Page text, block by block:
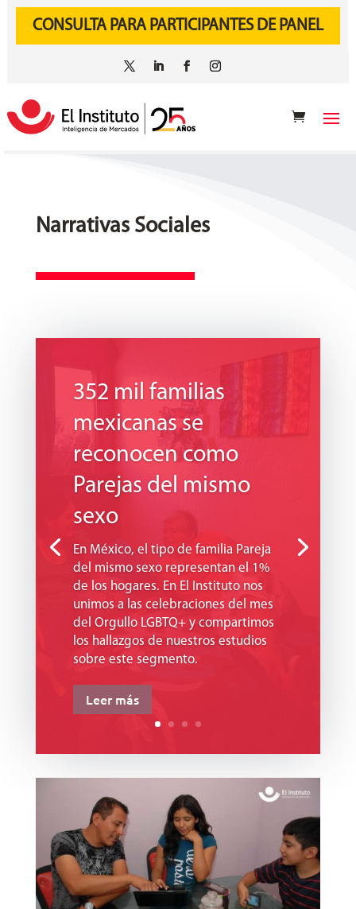
CONSULTA PARA PARTICIPANTES DE PANEL
Narrativas Sociales
352 mil familias
mexicanas se
reconocen como
Parejas del mismo
sexo
En México, el tipo de familia Pareja
del mismo sexo representan el 1%
de los hogares. En El Instituto nos
unimos a las celebraciones del mes
del Orgullo LGBTQ+ y compartimos
los hallazgos de nuestros estudios
sobre este segmento.
Leer más